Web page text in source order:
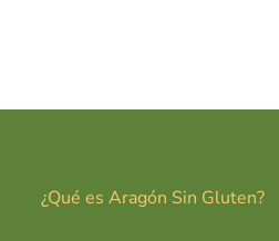
¿Qué es Aragón Sin Gluten?